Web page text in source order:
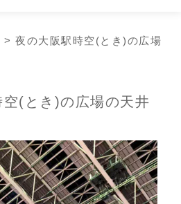
>夜の大阪駅時空(とき)の広場
(とき)の広場の天井